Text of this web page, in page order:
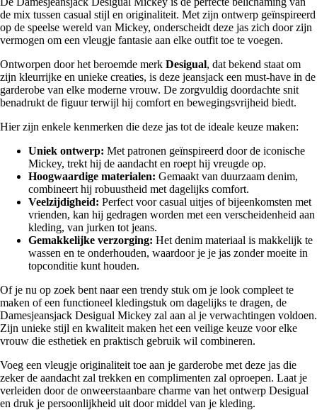
de mix tussen casual stijl en originaliteit. Met zijn ontwerp geïnspireerd
op de speelse wereld van Mickey, onderscheidt deze jas zich door zijn
vermogen om een vleugje fantasie aan elke outfit toe te voegen.
Ontworpen door het beroemde merk Desigual, dat bekend staat om
zijn kleurrijke en unieke creaties, is deze jeansjack een must-have in de
garderobe van elke moderne vrouw. De zorgvuldig doordachte snit
benadrukt de figuur terwijl hij comfort en bewegingsvrijheid biedt.
Hier zijn enkele kenmerken die deze jas tot de ideale keuze maken:
Uniek ontwerp: Met patronen geïnspireerd door de iconische
Mickey, trekt hij de aandacht en roept hij vreugde op.
Hoogwaardige materialen: Gemaakt van duurzaam denim,
combineert hij robuustheid met dagelijks comfort.
Veelzijdigheid: Perfect voor casual uitjes of bijeenkomsten met
vrienden, kan hij gedragen worden met een verscheidenheid aan
kleding, van jurken tot jeans.
Gemakkelijke verzorging: Het denim materiaal is makkelijk te
wassen en te onderhouden, waardoor je je jas zonder moeite in
topconditie kunt houden.
Of je nu op zoek bent naar een trendy stuk om je look compleet te
maken of een functioneel kledingstuk om dagelijks te dragen, de
Damesjeansjack Desigual Mickey zal aan al je verwachtingen voldoen.
Zijn unieke stijl en kwaliteit maken het een veilige keuze voor elke
vrouw die esthetiek en praktisch gebruik wil combineren.
Voeg een vleugje originaliteit toe aan je garderobe met deze jas die
zeker de aandacht zal trekken en complimenten zal oproepen. Laat je
verleiden door de onweerstaanbare charme van het ontwerp Desigual
en druk je persoonlijkheid uit door middel van je kleding.